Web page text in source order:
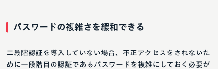
パスワードの複雑さを緩和できる
二段階認証を導入していない場合、不正アクセスをされないた
めに一段階目の認証であるパスワードを複雑にしておく必要が